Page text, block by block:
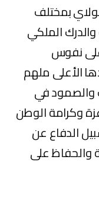
بمختلف
والدرك الملكي
نفوس
الأعلى ملهم
والصمود في
وكرامة الوطن
الدفاع عن
والحفاظ على